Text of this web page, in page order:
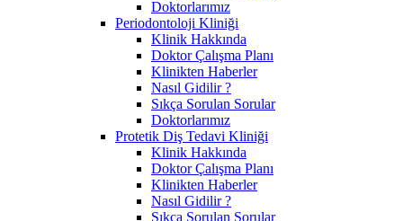
Doktorlarımız
Periodontoloji Kliniği
Klinik Hakkında
Doktor Çalışma Planı
Klinikten Haberler
Nasıl Gidilir ?
Sıkça Sorulan Sorular
Doktorlarımız
Protetik Diş Tedavi Kliniği
Klinik Hakkında
Doktor Çalışma Planı
Klinikten Haberler
Nasıl Gidilir ?
Sıkça Sorulan Sorular